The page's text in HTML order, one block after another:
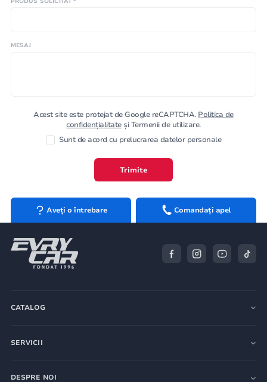
MESAJ
Acest site este protejat de Google reCAPTCHA. Politica de
confidențialitateși Termenii de utilizare.
Sunt de acord cu prelucrarea datelor personale
Trimite
Aveți o întrebare Comandați apel
CATALOG
SERVICII
DESPRE NOI